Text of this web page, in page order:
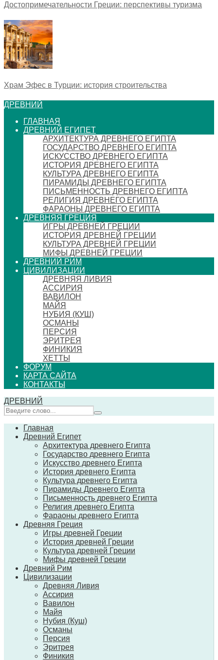
Достопримечательности Греции: перспективы туризма
Храм Эфес в Турции: история строительства
ДРЕВНИЙ
ГЛАВНАЯ
ДРЕВНИЙ ЕГИПЕТ
АРХИТЕКТУРА ДРЕВНЕГО ЕГИПТА
ГОСУДАРСТВО ДРЕВНЕГО ЕГИПТА
ИСКУССТВО ДРЕВНЕГО ЕГИПТА
ИСТОРИЯ ДРЕВНЕГО ЕГИПТА
КУЛЬТУРА ДРЕВНЕГО ЕГИПТА
ПИРАМИДЫ ДРЕВНЕГО ЕГИПТА
ПИСЬМЕННОСТЬ ДРЕВНЕГО ЕГИПТА
РЕЛИГИЯ ДРЕВНЕГО ЕГИПТА
ФАРАОНЫ ДРЕВНЕГО ЕГИПТА
ДРЕВНЯЯ ГРЕЦИЯ
ИГРЫ ДРЕВНЕЙ ГРЕЦИИ
ИСТОРИЯ ДРЕВНЕЙ ГРЕЦИИ
КУЛЬТУРА ДРЕВНЕЙ ГРЕЦИИ
МИФЫ ДРЕВНЕЙ ГРЕЦИИ
ДРЕВНИЙ РИМ
ЦИВИЛИЗАЦИИ
ДРЕВНЯЯ ЛИВИЯ
АССИРИЯ
ВАВИЛОН
МАЙЯ
НУБИЯ (КУШ)
ОСМАНЫ
ПЕРСИЯ
ЭРИТРЕЯ
ФИНИКИЯ
ХЕТТЫ
ФОРУМ
КАРТА САЙТА
КОНТАКТЫ
ДРЕВНИЙ
Главная
Древний Египет
Архитектура древнего Египта
Государство древнего Египта
Искусство древнего Египта
История древнего Египта
Культура древнего Египта
Пирамиды Древнего Египта
Письменность древнего Египта
Религия древнего Египта
Фараоны древнего Египта
Древняя Греция
Игры древней Греции
История древней Греции
Культура древней Греции
Мифы древней Греции
Древний Рим
Цивилизации
Древняя Ливия
Ассирия
Вавилон
Майя
Нубия (Куш)
Османы
Персия
Эритрея
Финикия